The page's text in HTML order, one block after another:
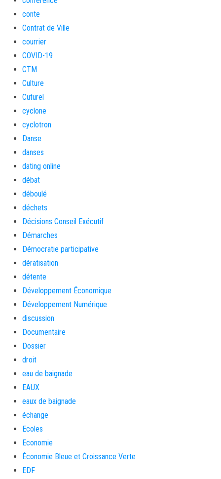
conte
Contrat de Ville
courrier
COVID-19
CTM
Culture
Cuturel
cyclone
cyclotron
Danse
danses
dating online
débat
déboulé
déchets
Décisions Conseil Exécutif
Démarches
Démocratie participative
dératisation
détente
Développement Économique
Développement Numérique
discussion
Documentaire
Dossier
droit
eau de baignade
EAUX
eaux de baignade
échange
Ecoles
Economie
Économie Bleue et Croissance Verte
EDF